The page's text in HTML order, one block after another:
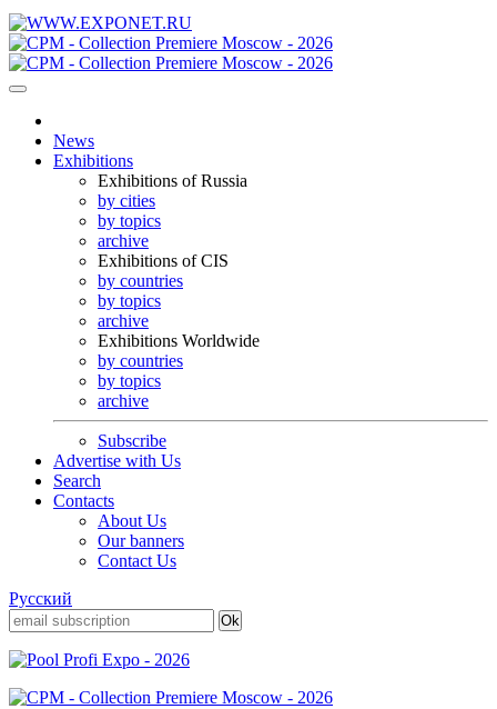
News
Exhibitions
Exhibitions of Russia
by cities
by topics
archive
Exhibitions of CIS
by countries
by topics
archive
Exhibitions Worldwide
by countries
by topics
archive
Subscribe
Advertise with Us
Search
Contacts
About Us
Our banners
Contact Us
Русский